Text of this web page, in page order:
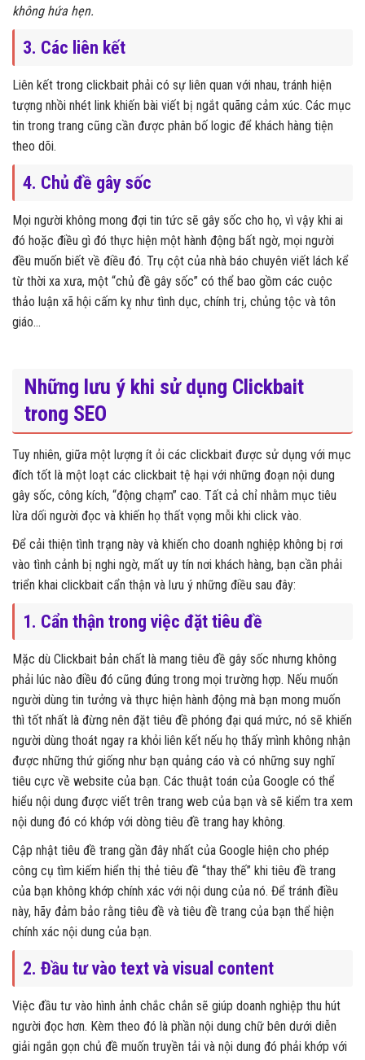
không hứa hẹn.
3. Các liên kết
Liên kết trong clickbait phải có sự liên quan với nhau, tránh hiện
tượng nhồi nhét link khiến bài viết bị ngắt quãng cảm xúc. Các mục
tin trong trang cũng cần được phân bố logic để khách hàng tiện
theo dõi.
4. Chủ đề gây sốc
Mọi người không mong đợi tin tức sẽ gây sốc cho họ, vì vậy khi ai
đó hoặc điều gì đó thực hiện một hành động bất ngờ, mọi người
đều muốn biết về điều đó. Trụ cột của nhà báo chuyên viết lách kể
từ thời xa xưa, một “chủ đề gây sốc” có thể bao gồm các cuộc
thảo luận xã hội cấm kỵ như tình dục, chính trị, chủng tộc và tôn
giáo…
Những lưu ý khi sử dụng Clickbait
trong SEO
Tuy nhiên, giữa một lượng ít ỏi các clickbait được sử dụng với mục
đích tốt là một loạt các clickbait tệ hại với những đoạn nội dung
gây sốc, công kích, “động chạm” cao. Tất cả chỉ nhằm mục tiêu
lừa dối người đọc và khiến họ thất vọng mỗi khi click vào.
Để cải thiện tình trạng này và khiến cho doanh nghiệp không bị rơi
vào tình cảnh bị nghi ngờ, mất uy tín nơi khách hàng, bạn cần phải
triển khai clickbait cẩn thận và lưu ý những điều sau đây:
1. Cẩn thận trong việc đặt tiêu đề
Mặc dù Clickbait bản chất là mang tiêu đề gây sốc nhưng không
phải lúc nào điều đó cũng đúng trong mọi trường hợp. Nếu muốn
người dùng tin tưởng và thực hiện hành động mà bạn mong muốn
thì tốt nhất là đừng nên đặt tiêu đề phóng đại quá mức, nó sẽ khiến
người dùng thoát ngay ra khỏi liên kết nếu họ thấy mình không nhận
được những thứ giống như bạn quảng cáo và có những suy nghĩ
tiêu cực về website của bạn. Các thuật toán của Google có thể
hiểu nội dung được viết trên trang web của bạn và sẽ kiểm tra xem
nội dung đó có khớp với dòng tiêu đề trang hay không.
Cập nhật tiêu đề trang gần đây nhất của Google hiện cho phép
công cụ tìm kiếm hiển thị thẻ tiêu đề “thay thế” khi tiêu đề trang
của bạn không khớp chính xác với nội dung của nó. Để tránh điều
này, hãy đảm bảo rằng tiêu đề và tiêu đề trang của bạn thể hiện
chính xác nội dung của bạn.
2. Đầu tư vào text và visual content
Việc đầu tư vào hình ảnh chắc chắn sẽ giúp doanh nghiệp thu hút
người đọc hơn. Kèm theo đó là phần nội dung chữ bên dưới diễn
giải ngắn gọn chủ đề muốn truyền tải và nội dung đó phải khớp với